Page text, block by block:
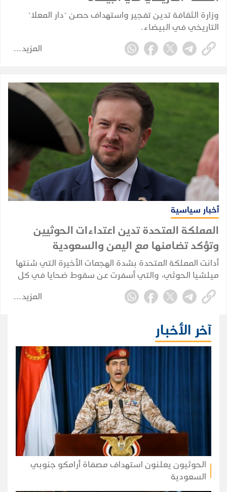
وزارة الثقافة تدين تفجير واستهداف حصن "دار المعلا"
التاريخي في البيضاء.
المزيد
أخبار سياسية
المملكة المتحدة تدين اعتداءات الحوثيين
وتؤكد تضامنها مع اليمن والسعودية
أدانت المملكة المتحدة بشدة الهجمات الأخيرة التي شنتها
ميلشيا الحوثي، والتي أسفرت عن سقوط ضحايا في كل
من اليمن والمملكة العربية السعودية.
المزيد
آخر الأخبار
الحوثيون يعلنون استهداف مصفاة أرامكو جنوبي
السعودية